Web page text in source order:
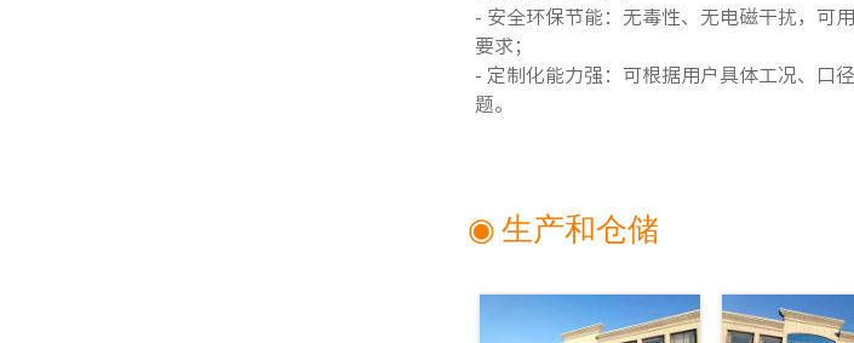
- 安全环保节能：无毒性、无电磁干扰，可
要求；
- 定制化能力强：可根据用户具体工况、口
题。
◉ 生产和仓储